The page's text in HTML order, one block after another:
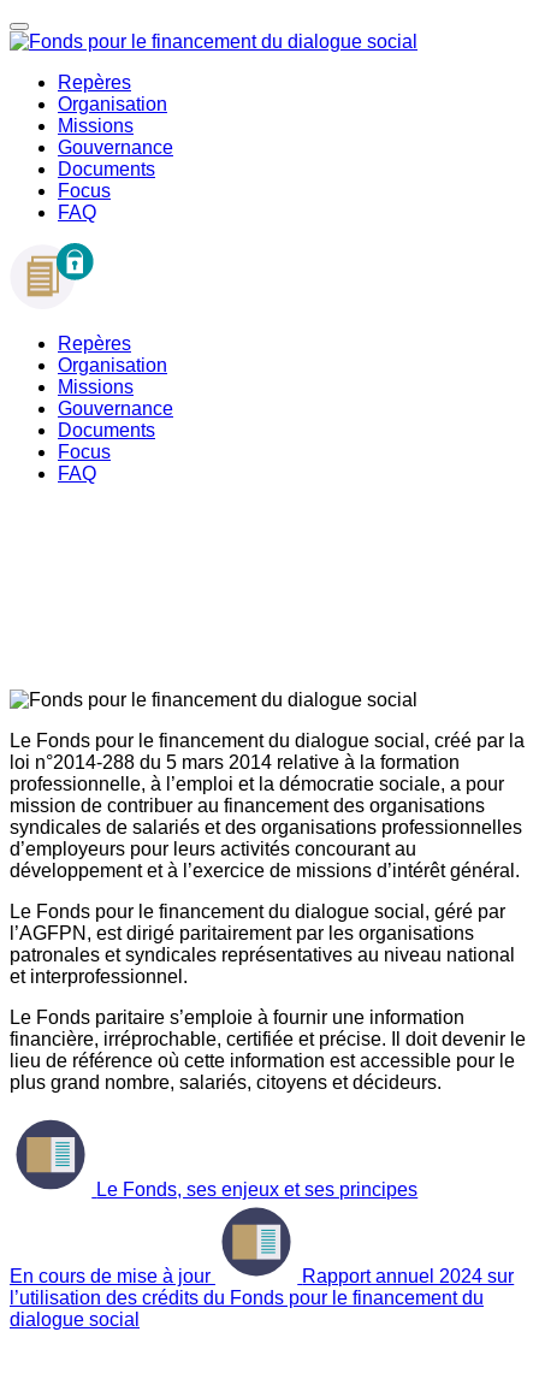
Repères
Organisation
Missions
Gouvernance
Documents
Focus
FAQ
Repères
Organisation
Missions
Gouvernance
Documents
Focus
FAQ
Le Fonds pour le financement du dialogue social, créé par la
loi n°2014-288 du 5 mars 2014 relative à la formation
professionnelle, à l’emploi et la démocratie sociale, a pour
mission de contribuer au financement des organisations
syndicales de salariés et des organisations professionnelles
d’employeurs pour leurs activités concourant au
développement et à l’exercice de missions d’intérêt général.
Le Fonds pour le financement du dialogue social, géré par
l’AGFPN, est dirigé paritairement par les organisations
patronales et syndicales représentatives au niveau national
et interprofessionnel.
Le Fonds paritaire s’emploie à fournir une information
financière, irréprochable, certifiée et précise. Il doit devenir le
lieu de référence où cette information est accessible pour le
plus grand nombre, salariés, citoyens et décideurs.
Le Fonds, ses enjeux et ses principes
En cours de mise à jour
Rapport annuel 2024 sur
l’utilisation des crédits du Fonds pour le financement du
dialogue social